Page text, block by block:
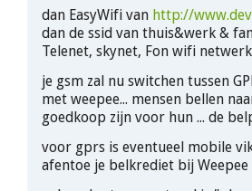
dan EasyWifi van http://
dan de ssid van thuis&werk &
Telenet, skynet, Fon wifi
je gsm zal nu switchen tussen
met weepee... mensen bellen
goedkoop zijn voor hun ... de
voor gprs is eventueel mobile
afentoe je belkrediet bij Weepee